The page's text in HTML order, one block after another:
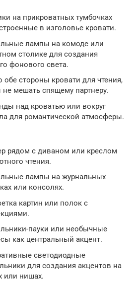
на прикроватных тумбочках
в изголовье кровати.
лампы на комоде или
столике для создания
фонового света.
обе стороны кровати для чтения,
не мешать спящему партнеру.
над кроватью или вокруг
для романтической атмосферы.
рядом с диваном или креслом
чтения.
лампы на журнальных
или консолях.
картин или полок с
пауки или необычные
как центральный акцент.
светодиодные
для создания акцентов на
или нишах.